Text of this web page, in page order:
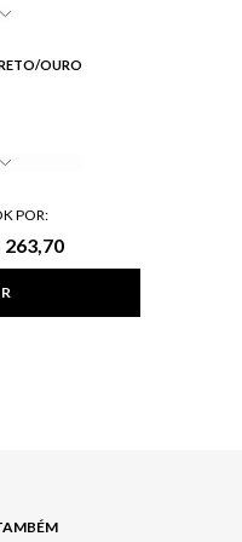
OURO
POR:
263,70